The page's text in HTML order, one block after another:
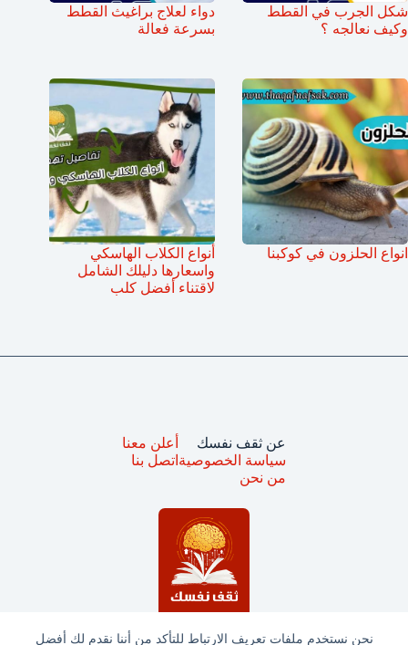
نحن نستخدم ملفات تعريف الارتباط للتأكد من أننا نقدم لك أفضل
شكل الجرب في القطط
وكيف نعالجه ؟
دواء لعلاج براغيث القطط
بسرعة فعالة
انواع الحلزون في كوكبنا
أنواع الكلاب الهاسكي
واسعارها دليلك الشامل
لاقتناء أفضل كلب
عن ثقف نفسك
سياسة الخصوصية
من نحن
أعلن معنا
اتصل بنا